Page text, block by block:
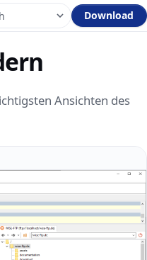
Download
Ansichten des